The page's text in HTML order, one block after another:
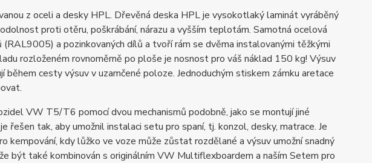
z oceli a desky HPL. Dřevěná deska HPL je vysokotlaký laminát vyráběný
proti otěru, poškrábání, nárazu a vyšším teplotám. Samotná ocelová
a pozinkovaných dílů a tvoří rám se dvěma instalovanými těžkými
rozloženém rovnoměrně po ploše je nosnost pro váš náklad 150 kg! Výsuv
cesty výsuv v uzamčené poloze. Jednoduchým stiskem zámku aretace
VW T5/T6 pomocí dvou mechanismů podobně, jako se montují jiné
řešen tak, aby umožnil instalaci setu pro spaní, tj. konzol, desky, matrace. Je
kempování, kdy lůžko ve voze může zůstat rozdělané a výsuv umožní snadný
být také kombinován s originálním VW Multiflexboardem a naším Setem pro